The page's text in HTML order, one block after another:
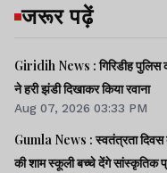
जरूर पढ़ें
Giridih News : गिरिडीह पुलिस
ने हरी झंडी दिखाकर किया रवाना
Aug 07, 2026 03:33 PM
Gumla News : स्वतंत्रता दिवस
की शाम स्कूली बच्चे देंगे सांस्कृतिक